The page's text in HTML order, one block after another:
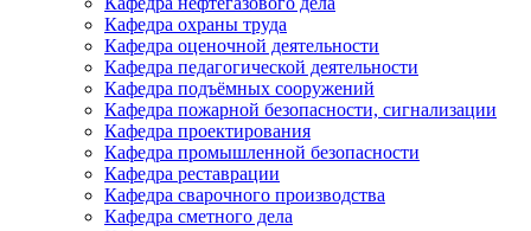
Кафедра охраны труда
Кафедра оценочной деятельности
Кафедра педагогической деятельности
Кафедра подъёмных сооружений
Кафедра пожарной безопасности, сигнализации
Кафедра проектирования
Кафедра промышленной безопасности
Кафедра реставрации
Кафедра сварочного производства
Кафедра сметного дела